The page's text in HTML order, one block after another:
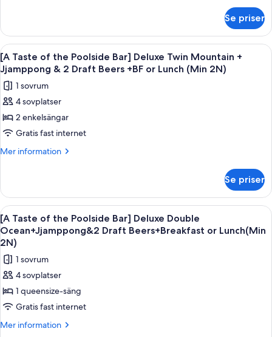
(Min
2N)
Deluxe
Double
Mountain
+Jjamppong
&
2
Draft
Beers+BF
or
Lunch
Taste
of
the
Poolside
Bar]
Deluxe
Double
+Jjamppong
&
Draft
(Min
2N)
Se priser
Öppna
alla
foton
för
[A
Taste
of
the
Deluxe
Twin
Mountain
+
Jjamppong
&
2
Draft
Beers
or
En skål med fisk- och
5
[A Taste of the Poolside Bar] Deluxe Twin Mountain +
Jjamppong & 2 Draft Beers +BF or Lunch (Min 2N)
1 sovrum
4 sovplatser
2 enkelsängar
Gratis fast internet
Mer information
Mer
Taste
of
the
Poolside
Bar]
Deluxe
Twin
Mountain
+
Jjamppong
&
Draft
Se priser
Öppna
alla
foton
för
[A
Taste
of
the
Poolside
En skål med fisk- och
5
[A Taste of the Poolside Bar] Deluxe Double
Ocean+Jjamppong&2 Draft Beers+Breakfast or Lunch(Min
2N)
1 sovrum
4 sovplatser
1 queensize-säng
Gratis fast internet
Mer information
Mer